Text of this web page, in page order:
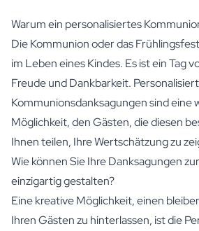
Warum ein personalisiertes
Die Kommunion oder das
im Leben eines Kindes. Es ist ein Tag
Freude und Dankbarkeit.
Kommunionsdanksagungen sind eine
Möglichkeit, den Gästen, die diesen
Ihnen teilen, Ihre Wertschätzung zu
Wie können Sie Ihre Danksagungen
einzigartig gestalten?
Eine kreative Möglichkeit, einen
Ihren Gästen zu hinterlassen, ist die